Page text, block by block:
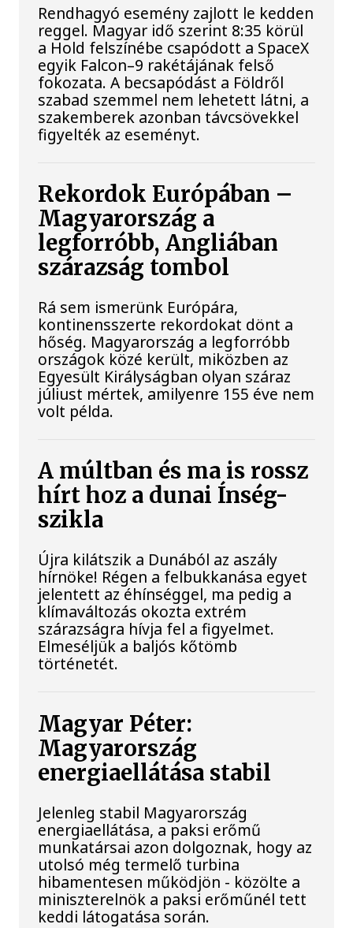
Rendhagyó esemény zajlott le kedden
reggel. Magyar idő szerint 8:35 körül
a Hold felszínébe csapódott a SpaceX
egyik Falcon–9 rakétájának felső
fokozata. A becsapódást a Földről
szabad szemmel nem lehetett látni, a
szakemberek azonban távcsövekkel
figyelték az eseményt.
Rekordok Európában –
Magyarország a
legforróbb, Angliában
szárazság tombol
Rá sem ismerünk Európára,
kontinensszerte rekordokat dönt a
hőség. Magyarország a legforróbb
országok közé került, miközben az
Egyesült Királyságban olyan száraz
júliust mértek, amilyenre 155 éve nem
volt példa.
A múltban és ma is rossz
hírt hoz a dunai Ínség-
szikla
Újra kilátszik a Dunából az aszály
hírnöke! Régen a felbukkanása egyet
jelentett az éhínséggel, ma pedig a
klímaváltozás okozta extrém
szárazságra hívja fel a figyelmet.
Elmeséljük a baljós kőtömb
történetét.
Magyar Péter:
Magyarország
energiaellátása stabil
Jelenleg stabil Magyarország
energiaellátása, a paksi erőmű
munkatársai azon dolgoznak, hogy az
utolsó még termelő turbina
hibamentesen működjön - közölte a
miniszterelnök a paksi erőműnél tett
keddi látogatása során.